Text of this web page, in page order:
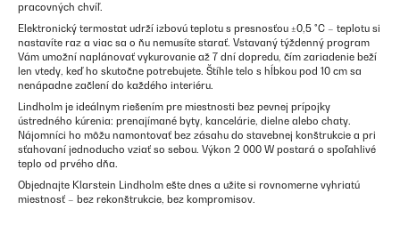
pracovných chvíľ.
Elektronický termostat udrží izbovú teplotu s presnosťou ±0,5 °C – teplotu si
nastavíte raz a viac sa o ňu nemusíte starať. Vstavaný týždenný program
Vám umožní naplánovať vykurovanie až 7 dní dopredu, čím zariadenie beží
len vtedy, keď ho skutočne potrebujete. Štíhle telo s hĺbkou pod 10 cm sa
nenápadne začlení do každého interiéru.
Lindholm je ideálnym riešením pre miestnosti bez pevnej prípojky
ústredného kúrenia: prenajímané byty, kancelárie, dielne alebo chaty.
Nájomníci ho môžu namontovať bez zásahu do stavebnej konštrukcie a pri
sťahovaní jednoducho vziať so sebou. Výkon 2 000 W postará o spoľahlivé
teplo od prvého dňa.
Objednajte Klarstein Lindholm ešte dnes a užite si rovnomerne vyhriatú
miestnosť – bez rekonštrukcie, bez kompromisov.